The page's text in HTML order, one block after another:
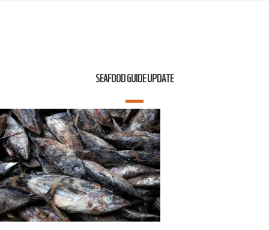
SEAFOOD GUIDE UPDATE